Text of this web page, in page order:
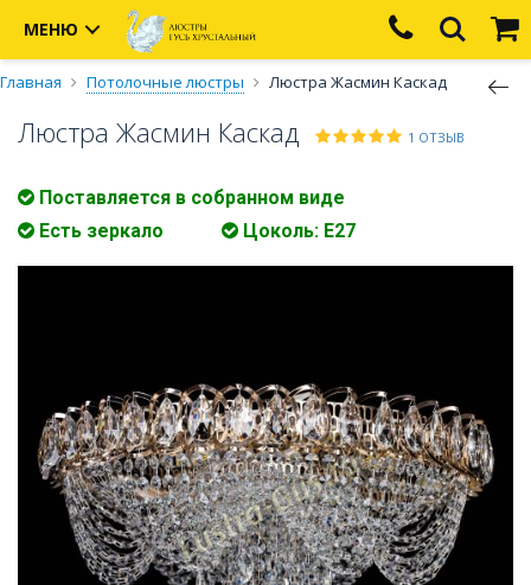
МЕНЮ
Главная Потолочные люстры Люстра Жасмин Каскад
Люстра Жасмин Каскад 1 ОТЗЫВ
Поставляется в собранном виде
Есть зеркало
Цоколь: E27